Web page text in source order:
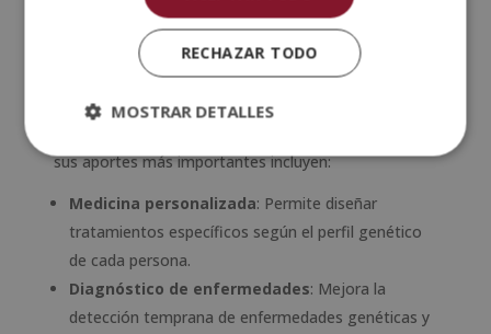
molecular?
¿Por qué es importante lo que estudia la
La biología molecular ha revolucionado la medicina,
sus aportes más importantes incluyen:
Medicina personalizada: Permite diseñar
tratamientos específicos según el perfil genético
de cada persona.
Diagnóstico de enfermedades: Mejora la
detección temprana de enfermedades genéticas y
RECHAZAR TODO
MOSTRAR DETALLES